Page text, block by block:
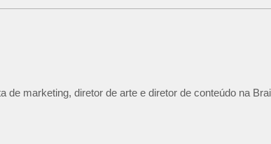
de marketing, diretor de arte e diretor de conteúdo na